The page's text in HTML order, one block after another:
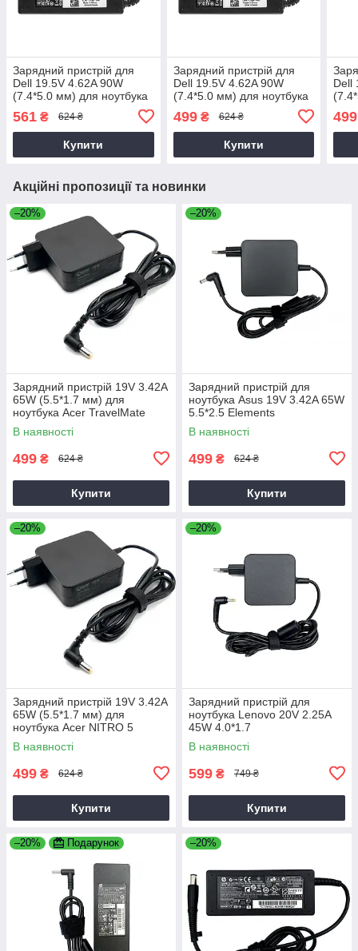
Зарядний пристрій для
Dell 19.5V 4.62A 90W
(7.4*5.0 мм) для ноутбука
P63G, P63G002 90W
561 ₴ 624 ₴
Купити
Зарядний пристрій для
Dell 19.5V 4.62A 90W
(7.4*5.0 мм) для ноутбука
499₴ 624 ₴
Купити
Dell
499
Акційні пропозиції та новинки
–20%
Зарядний пристрій 19V 3.42A
65W (5.5*1.7 мм) для
ноутбука Acer TravelMate
P2510-G2-M
В наявності
499 ₴ 624 ₴
Купити
–20%
Зарядний пристрій для
ноутбука Asus 19V 3.42A 65W
5.5*2.5 Elements
В наявності
499 ₴ 624 ₴
Купити
–20%
Зарядний пристрій 19V 3.42A
65W (5.5*1.7 мм) для
ноутбука Acer NITRO 5
AN515-31 65
В наявності
499 ₴ 624 ₴
Купити
–20%
Зарядний пристрій для
ноутбука Lenovo 20V 2.25A
45W 4.0*1.7
В наявності
599 ₴ 749 ₴
Купити
–20% Подарунок –20%